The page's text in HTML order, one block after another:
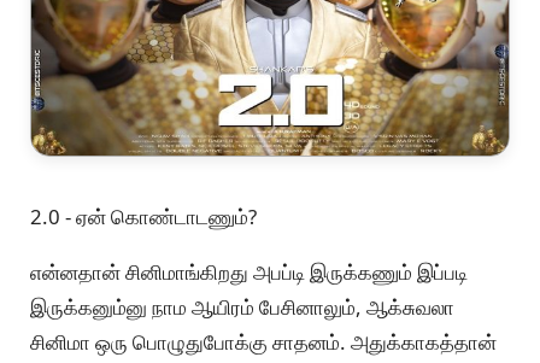
2.0 - ஏன் கொண்டாடணும்?
என்னதான் சினிமாங்கிறது அபப்டி இருக்கணும் இப்படி
இருக்கனும்னு நாம ஆயிரம் பேசினாலும், ஆக்சுவலா
சினிமா ஒரு பொழுதுபோக்கு சாதனம். அதுக்காகத்தான்